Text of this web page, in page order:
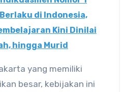
di Indonesia,
Kini Dinilai
hingga Murid
yang memiliki
besar, kebijakan ini